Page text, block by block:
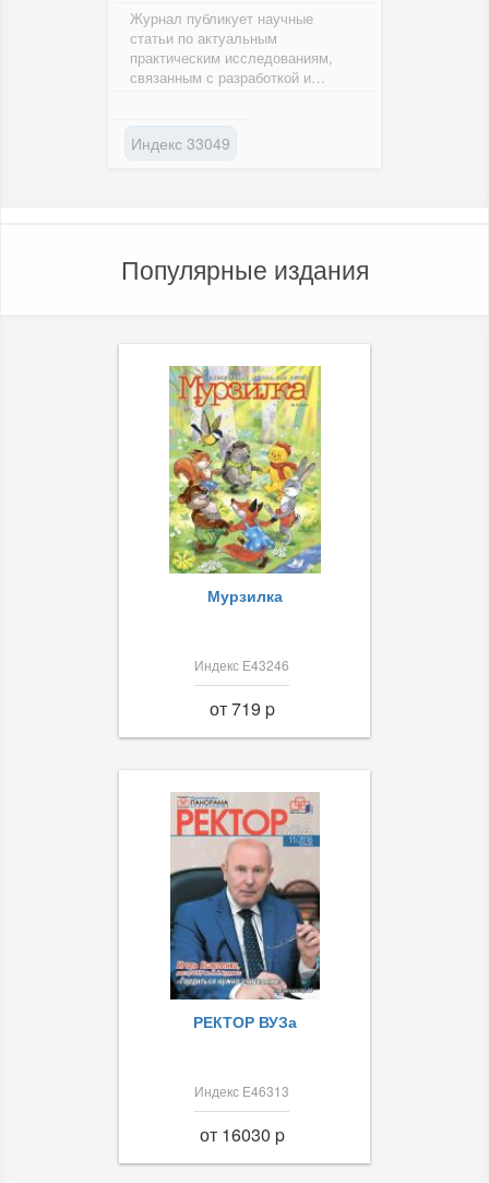
Журнал публикует научные
статьи по актуальным
практическим исследованиям,
связанным с разработкой и
Индекс 33049
Популярные издания
Мурзилка
Индекс Е43246
от 719 p
РЕКТОР ВУЗа
Индекс Е46313
от 16030 p